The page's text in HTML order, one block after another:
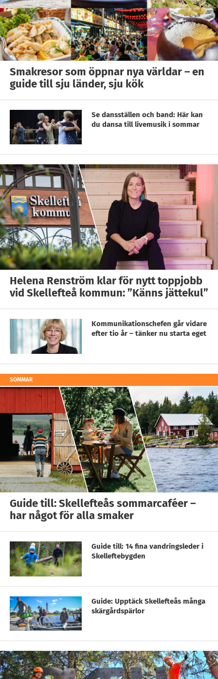
Smakresor som öppnar nya världar – en
guide till sju länder, sju kök
Se dansställen och band: Här kan
du dansa till livemusik i sommar
Helena Renström klar för nytt toppjobb
vid Skellefteå kommun: ”Känns jättekul”
Kommunikationschefen går vidare
efter tio år – tänker nu starta eget
SOMMAR
Guide till: Skellefteås sommarcaféer –
har något för alla smaker
Guide till: 14 fina vandringsleder i
Skelleftebygden
Guide: Upptäck Skellefteås många
skärgårdspärlor